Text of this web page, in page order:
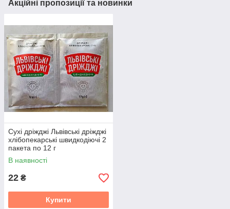
Акційні пропозиції та новинки
Сухі дріжджі Львівські дріжджі
хлібопекарські швидкодіючі 2
пакета по 12 г
В наявності
22 ₴
Купити